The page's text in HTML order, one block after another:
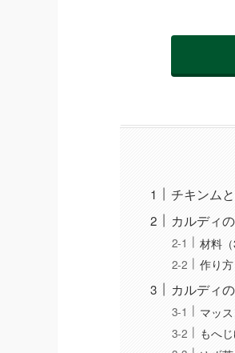
チキンム
カルディ
材料（
作り方
カルディ
マッ
もへ